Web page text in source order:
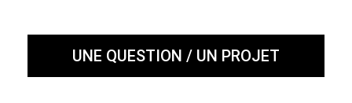
UNE QUESTION / UN PROJET